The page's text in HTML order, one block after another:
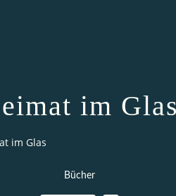
im Glas
im Glas
Bücher